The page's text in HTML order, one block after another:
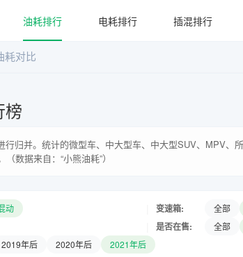
油耗排行 电耗排行 插混排行
耗对比
榜
归并。统计的微型车、中大型车、中大型SUV、MPV、
数据来自：“小熊油耗”）
动 变速箱: 全部
是否在售: 全部
2019年后 2020年后 2021年后